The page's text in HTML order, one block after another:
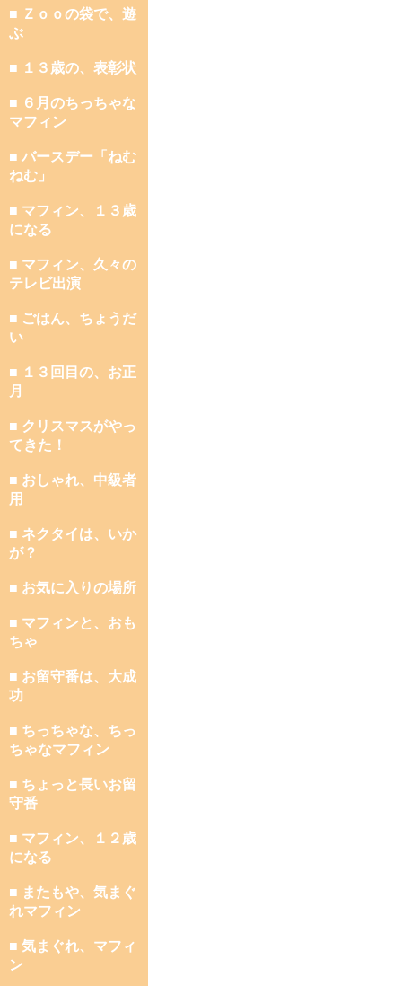
■ Ｚｏｏの袋で、遊
ぶ
■ １３歳の、表彰状
■ ６月のちっちゃな
マフィン
■ バースデー「ねむ
ねむ」
■ マフィン、１３歳
になる
■ マフィン、久々の
テレビ出演
■ ごはん、ちょうだ
い
■ １３回目の、お正
月
■ クリスマスがやっ
てきた！
■ おしゃれ、中級者
用
■ ネクタイは、いか
が？
■ お気に入りの場所
■ マフィンと、おも
ちゃ
■ お留守番は、大成
功
■ ちっちゃな、ちっ
ちゃなマフィン
■ ちょっと長いお留
守番
■ マフィン、１２歳
になる
■ またもや、気まぐ
れマフィン
■ 気まぐれ、マフィ
ン